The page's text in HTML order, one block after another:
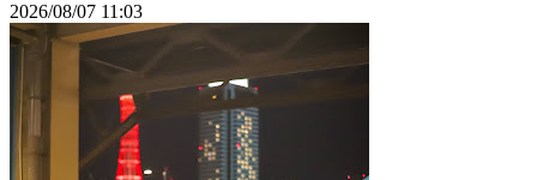
2026/08/07 11:03